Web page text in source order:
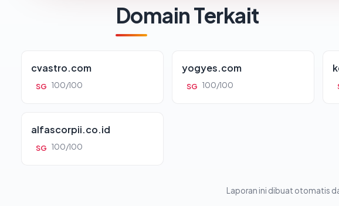
Domain Terkait
cvastro.com
SG 100/100
yogyes.com
SG 100/100
alfascorpii.co.id
SG 100/100
Laporan ini dibuat otomatis